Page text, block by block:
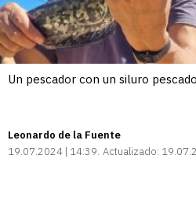
Un pescador con un siluro
Leonardo de la Fuente
19.07.2024 | 14:39 Actualizado: